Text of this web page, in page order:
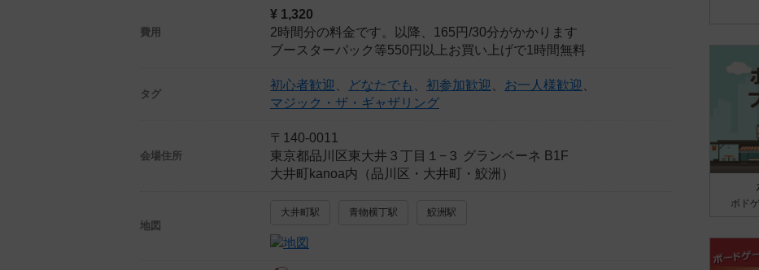
費用
¥ 1,320
2時間分の料金です。以降、165円/30分がかかります
ブースターパック等550円以上お買い上げで1時間無料
タグ
初心者歓迎 どなたでも 初参加歓迎 お一人様歓迎
マジック・ザ・ギャザリング
会場住所
〒140-0011
東京都品川区東大井３丁目１−３ グランベーネ B1F
大井町kanoa内（品川区・大井町・鮫洲）
地図
大井町駅 青物横丁駅 鮫洲駅
ボド